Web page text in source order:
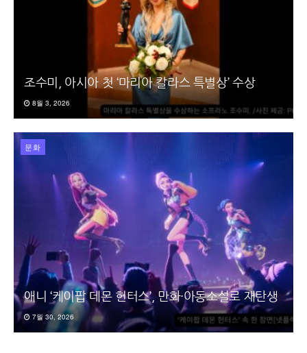
조수미, 아시아 첫 ‘마리아 칼라스 특별상’ 수상
8월 3, 2026
문화
애니 ‘케이팝 데몬 헌터스’, 만화·아동소설로 재탄생
7월 30, 2026